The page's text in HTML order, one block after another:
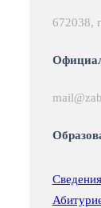
672038,